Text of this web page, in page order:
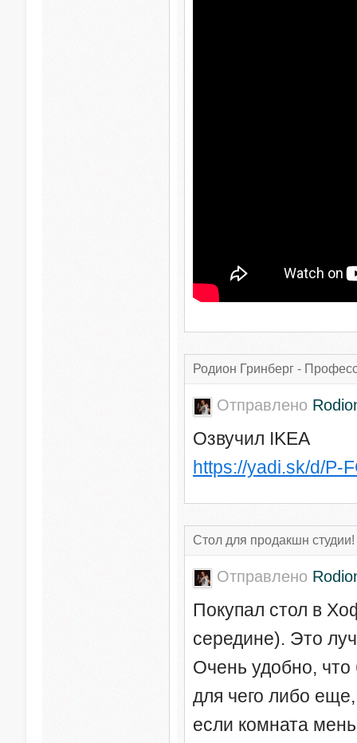
Родион Гринберг -
Отправлено
Озвучил IKEA
https://yadi.sk/d/P-
Стол для продакшн студии!
Отправлено
Покупал стол в
середине). Это
Очень удобно,
для чего либо еще,
если комната